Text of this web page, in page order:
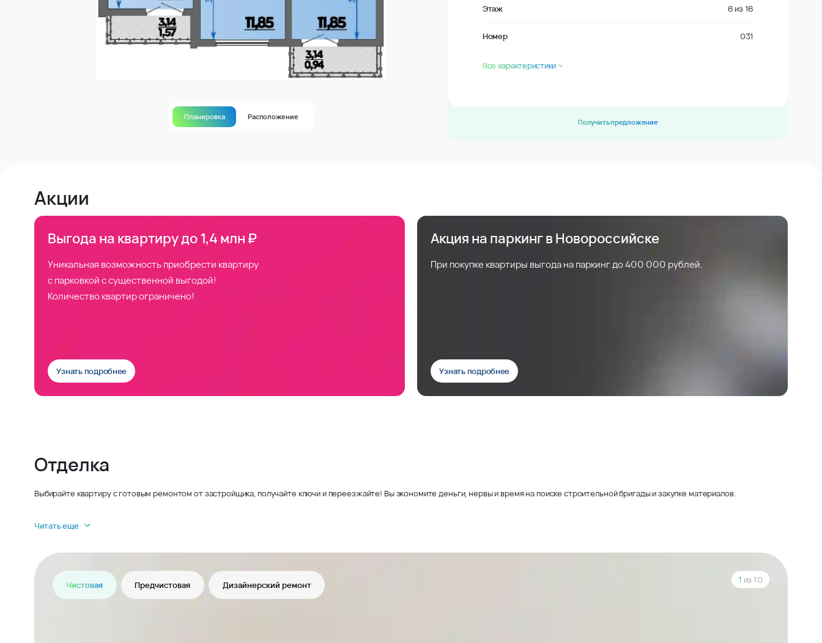
Планировка Расположение
Этаж 6 из 16
Номер 031
Все характеристики
Получить предложение
Акции
Выгода на квартиру до 1,4 млн ₽
Уникальная возможность приобрести квартиру
с парковкой с существенной выгодой!
Количество квартир ограничено!
Узнать подробнее
Акция на паркинг в Новороссийске
При покупке квартиры выгода на паркинг до 400 000 рублей.
Узнать подробнее
Отделка
Выбирайте квартиру с готовым ремонтом от застройщика, получайте ключи и переезжайте! Вы экономите деньги, нервы и время на поиске строительной бригады и закупке материалов.
Читать еще
Чистовая Предчистовая Дизайнерский ремонт
1 из 10